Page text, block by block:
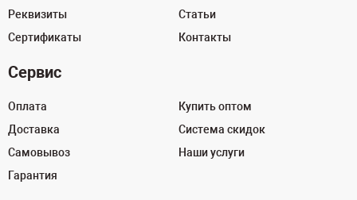
Реквизиты
Сертификаты
Статьи
Контакты
Сервис
Оплата
Доставка
Самовывоз
Гарантия
Купить оптом
Система скидок
Наши услуги